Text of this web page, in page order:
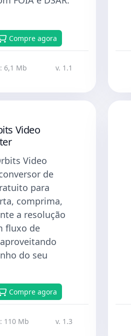
Compre agora
6,1 Mb v. 1.1
Video
Video
de
para
comprima,
a resolução
fluxo de
do seu
Compre agora
110 Mb v. 1.3